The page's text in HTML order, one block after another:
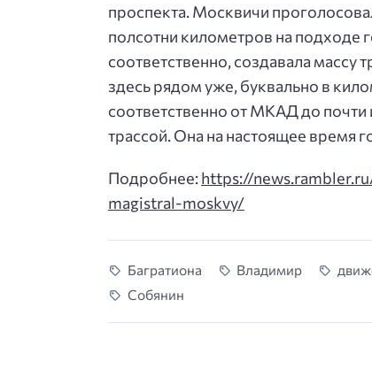
проспекта. Москвичи
полсотни километров на подходе
соответственно, создавала массу
здесь рядом уже, буквально в
соответственно от МКАД до почти
трассой. Она на настоящее время
Подробнее:https://
magistral-moskvy/
Багратиона Владимир
Собянин